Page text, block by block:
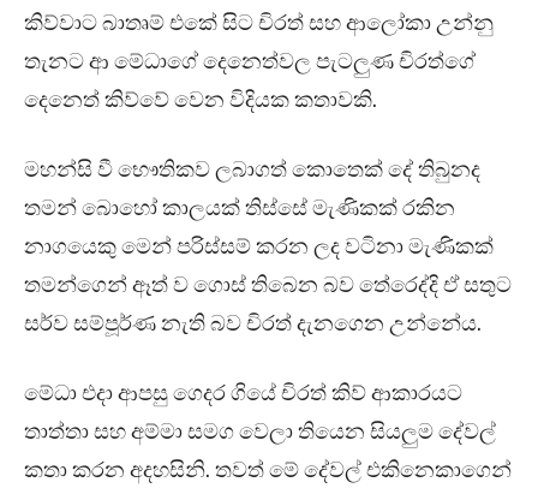
කිව්වාට බාතෘම් එකේ සිට චිරත් සහ ආලෝකා උන්නු
තැනට ආ මේධාගේ දෙනෙත්වල පැටලුණ චිරත්ගේ
දෙනෙත් කිව්වේ වෙන විදියක කතාවකි.
මහන්සි වී භෞතිකව ලබාගත් කොතෙක් දේ තිබුනද
තමන් බොහෝ කාලයක් තිස්සේ මැණිකක් රකින
නාගයෙකු මෙන් පරිස්සම් කරන ලද වටිනා මැණිකක්
තමන්ගෙන් ඈත් ව ගොස් තිබෙන බව තේරෙද්දි ඒ සතුට
සර්ව සම්පූර්ණ නැති බව චිරත් දැනගෙන උන්නේය.
මේධා එදා ආපසු ගෙදර ගියේ චිරත් කිව් ආකාරයට
තාත්තා සහ අම්මා සමග වෙලා තියෙන සියලුම දේවල්
කතා කරන අදහසිනි. තවත් මේ දේවල් එකිනෙකාගෙන්